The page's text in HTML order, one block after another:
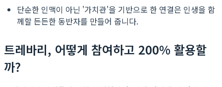
단순한 인맥이 아닌 '가치관'을 기반으로 한 연결은 인생을 함
께할 든든한 동반자를 만들어 줍니다.
트레바리, 어떻게 참여하고 200% 활용할
까?